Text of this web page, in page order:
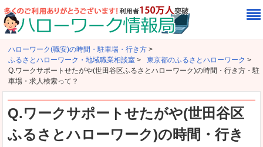
ハローワーク(職安)の時間・駐車場・行き方 >
ふるさとハローワーク・地域職業相談室 > 東京都のふるさとハローワーク >
Q.ワークサポートせたがや(世田谷区ふるさとハローワーク)の時間・行き方・駐
車場・求人検索って？
Q.ワークサポートせたがや(世田谷区
ふるさとハローワーク)の時間・行き